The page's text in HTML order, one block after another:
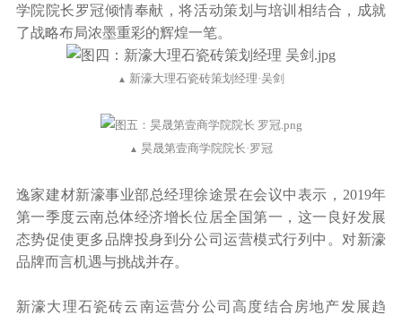
学院院长罗冠倾情奉献，将活动策划与培训相结合，成就
了战略布局浓墨重彩的辉煌一笔。
▲ 新濠大理石瓷砖策划经理·吴剑
▲ 昊晟第壹商学院院长·罗冠
逸家建材新濠事业部总经理徐途景在会议中表示，2019年
第一季度云南总体经济增长位居全国第一，这一良好发展
态势促使更多品牌投身到分公司运营模式行列中。对新濠
品牌而言机遇与挑战并存。
新濠大理石瓷砖云南运营分公司高度结合房地产发展趋